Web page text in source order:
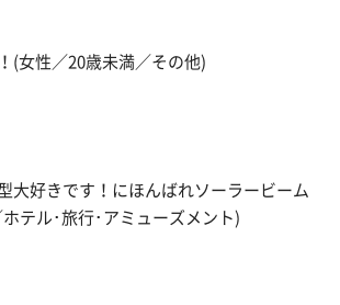
(女性／20歳未満／その他)
大好きです！にほんばれソーラービーム
テル･旅行･アミューズメント)